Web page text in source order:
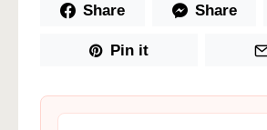
Share Share
Pin it